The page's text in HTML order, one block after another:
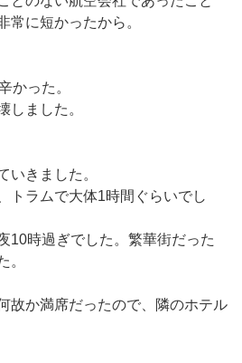
常に短かったから。
かった。
しました。
いきました。
トラムで大体1時間ぐらいでし
10時過ぎでした。繁華街だった
。
故か満席だったので、隣のホテル